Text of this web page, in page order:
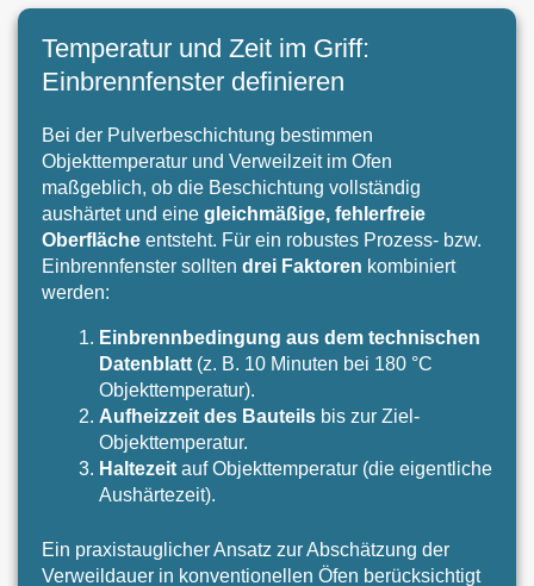
Temperatur und Zeit im Griff:
Einbrennfenster definieren
Bei der Pulverbeschichtung bestimmen
Objekttemperatur und Verweilzeit im Ofen
maßgeblich, ob die Beschichtung vollständig
aushärtet und eine gleichmäßige, fehlerfreie
Oberfläche entsteht. Für ein robustes Prozess- bzw.
Einbrennfenster sollten drei Faktoren kombiniert
werden:
Einbrennbedingung aus dem technischen
Datenblatt (z. B. 10 Minuten bei 180 °C
Objekttemperatur).
Aufheizzeit des Bauteils bis zur Ziel-
Objekttemperatur.
Haltezeit auf Objekttemperatur (die eigentliche
Aushärtezeit).
Ein praxistauglicher Ansatz zur Abschätzung der
Verweildauer in konventionellen Öfen berücksichtigt